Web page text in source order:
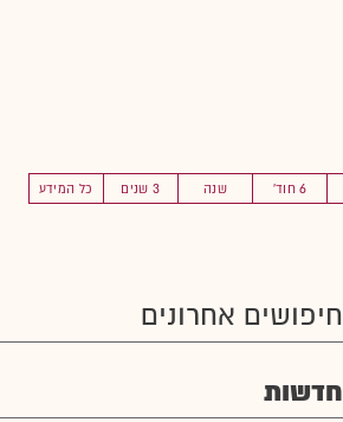
6 חוד' שנה 3 שנים כל המידע
חיפושים אחרונים
חדשות